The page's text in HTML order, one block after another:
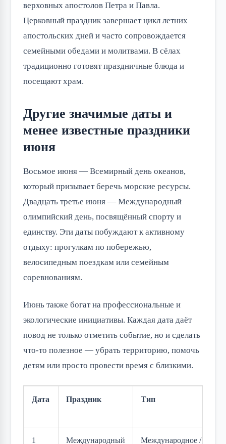
верховных апостолов Петра и Павла.
Церковный праздник завершает цикл летних
апостольских дней и часто сопровождается
семейными обедами и молитвами. В сёлах
традиционно готовят праздничные блюда и
посещают храм.
Другие значимые даты и
менее известные праздники
июня
Восьмое июня — Всемирный день океанов,
который призывает беречь морские ресурсы.
Двадцать третье июня — Международный
олимпийский день, посвящённый спорту и
единству. Эти даты побуждают к активному
отдыху: прогулкам по побережью,
велосипедным поездкам или семейным
соревнованиям.
Июнь также богат на профессиональные и
экологические инициативы. Каждая дата даёт
повод не только отметить событие, но и сделать
что-то полезное — убрать территорию, помочь
детям или просто провести время с близкими.
Дата Праздник Тип
1 Международный Международное /